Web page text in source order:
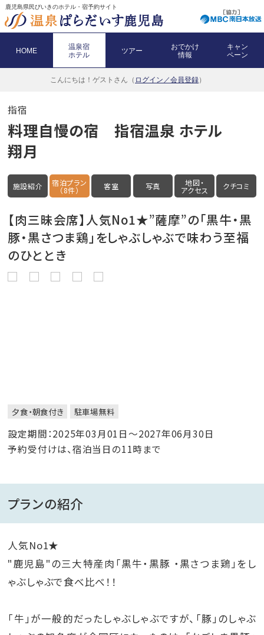
鹿児島県民びいきのホテル・宿予約サイト
HOME
温泉宿
ホテル
ツアー
おでかけ
情報
キャン
ペーン
こんにちは！ ゲストさん（ ログイン／会員登録）
指宿
料理自慢の宿 指宿温泉 ホテル
翔月
施設紹介 宿泊プラン
（8件） 客室 写真 地図・
アクセス クチコミ
【肉三昧会席】人気No1★”薩摩”の「黒牛・黒
豚・黒さつま鶏」をしゃぶしゃぶで味わう至福
のひととき
夕食・朝食付き 駐車場無料
設定期間：2025年03月01日～2027年06月30日
予約受付けは、宿泊当日の11時まで
プランの紹介
人気No1★
"鹿児島"の三大特産肉「黒牛・黒豚 ・黒さつま鶏」をし
ゃぶしゃぶで食べ比べ！！
「牛」が一般的だったしゃぶしゃぶですが、「豚」のしゃぶ